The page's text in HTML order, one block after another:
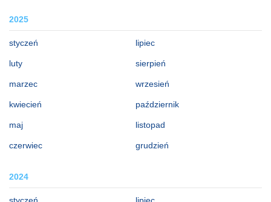
2025
styczeń
luty
marzec
kwiecień
maj
czerwiec
lipiec
sierpień
wrzesień
październik
listopad
grudzień
2024